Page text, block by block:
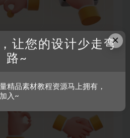
×
让您的设计少走弯
路~
精品素材教程资源马上拥有，
入~